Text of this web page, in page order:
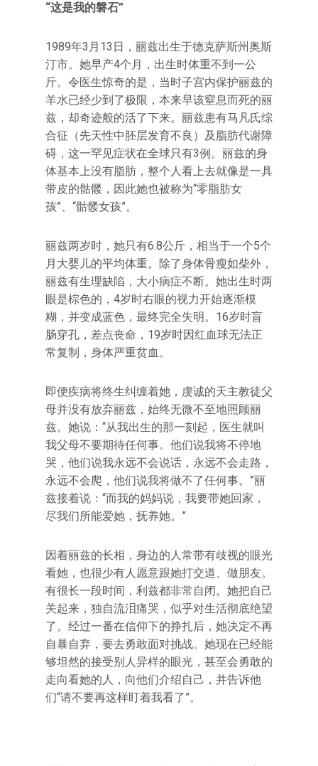
“这是我的磐石”
1989年3月13日，丽兹出生于德克萨斯州奥斯
汀市。她早产4个月，出生时体重不到一公
斤。令医生惊奇的是，当时子宫内保护丽兹的
羊水已经少到了极限，本来早该窒息而死的丽
兹，却奇迹般的活了下来。丽兹患有马凡氏综
合征（先天性中胚层发育不良）及脂肪代谢障
碍，这一罕见症状在全球只有3例。丽兹的身
体基本上没有脂肪，整个人看上去就像是一具
带皮的骷髅，因此她也被称为“零脂肪女
孩”、“骷髅女孩”。
丽兹两岁时，她只有6.8公斤，相当于一个5个
月大婴儿的平均体重。除了身体骨瘦如柴外，
丽兹有生理缺陷，大小病症不断。她出生时两
眼是棕色的，4岁时右眼的视力开始逐渐模
糊，并变成蓝色，最终完全失明。16岁时盲
肠穿孔，差点丧命，19岁时因红血球无法正
常复制，身体严重贫血。
即便疾病将终生纠缠着她，虔诚的天主教徒父
母并没有放弃丽兹，始终无微不至地照顾丽
兹。她说：“从我出生的那一刻起，医生就叫
我父母不要期待任何事。他们说我将不停地
哭，他们说我永远不会说话，永远不会走路，
永远不会爬，他们说我将做不了任何事。”丽
兹接着说：“而我的妈妈说，我要带她回家，
尽我们所能爱她，抚养她。”
因着丽兹的长相，身边的人常带有歧视的眼光
看她，也很少有人愿意跟她打交道、做朋友。
有很长一段时间，利兹都非常自闭。她把自己
关起来，独自流泪痛哭，似乎对生活彻底绝望
了。经过一番在信仰下的挣扎后，她决定不再
自暴自弃，要去勇敢面对挑战。她现在已经能
够坦然的接受别人异样的眼光，甚至会勇敢的
走向看她的人，向他们介绍自己，并告诉他
们“请不要再这样盯着我看了”。